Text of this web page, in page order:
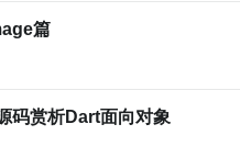
篇
码赏析Dart面向对象